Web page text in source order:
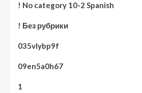
! No category 10-2 Spanish
! Без рубрики
035vlybp9f
09en5a0h67
1